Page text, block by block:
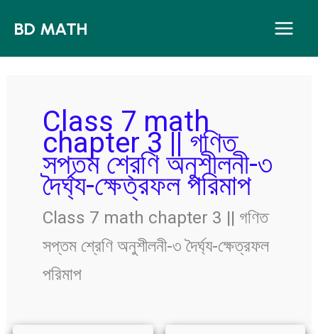
BD MATH
Class 7 math
chapter 3 || গণিত
সপ্তম শ্রেণি অনুশীলনী-৩
দৈর্ঘ্য-ক্ষেত্রফল পরিমাপ
Class 7 math chapter 3 || গণিত
সপ্তম শ্রেণি অনুশীলনী-৩ দৈর্ঘ্য-ক্ষেত্রফল
পরিমাপ